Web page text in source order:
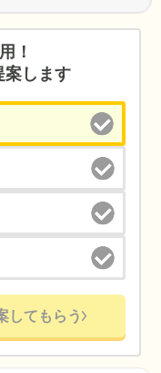
！
案します
してもらう